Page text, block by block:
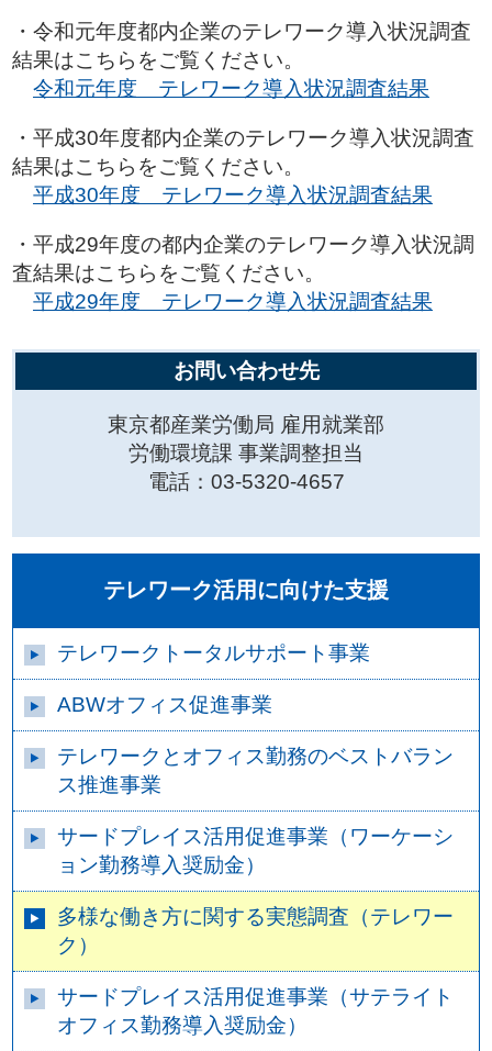
・令和元年度都内企業のテレワーク導入状況調査
結果はこちらをご覧ください。
令和元年度 テレワーク導入状況調査結果
・平成30年度都内企業のテレワーク導入状況調査
結果はこちらをご覧ください。
平成30年度 テレワーク導入状況調査結果
・平成29年度の都内企業のテレワーク導入状況調
査結果はこちらをご覧ください。
平成29年度 テレワーク導入状況調査結果
お問い合わせ先
東京都産業労働局 雇用就業部
労働環境課 事業調整担当
電話：03-5320-4657
テレワーク活用に向けた支援
テレワークトータルサポート事業
ABWオフィス促進事業
テレワークとオフィス勤務のベストバラン
ス推進事業
サードプレイス活用促進事業（ワーケーシ
ョン勤務導入奨励金）
多様な働き方に関する実態調査（テレワー
ク）
サードプレイス活用促進事業（サテライト
オフィス勤務導入奨励金）